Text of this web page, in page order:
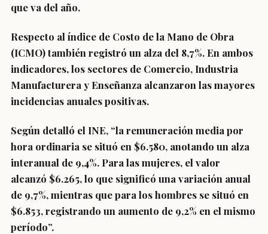
que va del año.
Respecto al índice de Costo de la Mano de Obra
(ICMO) también registró un alza del 8,7%. En ambos
indicadores, los sectores de Comercio, Industria
Manufacturera y Enseñanza alcanzaron las mayores
incidencias anuales positivas.
Según detalló el INE, “la remuneración media por
hora ordinaria se situó en $6.580, anotando un alza
interanual de 9,4%. Para las mujeres, el valor
alcanzó $6.265, lo que significó una variación anual
de 9,7%, mientras que para los hombres se situó en
$6.853, registrando un aumento de 9,2% en el mismo
período”.